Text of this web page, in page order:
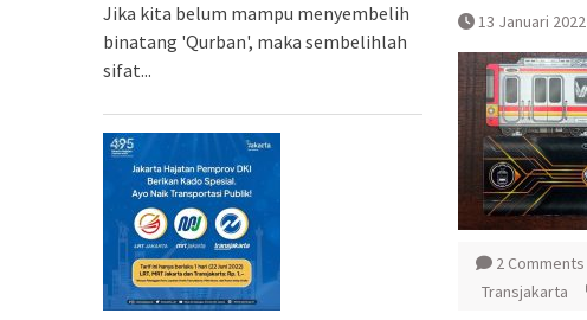
13 Januari 2022
2 Comments
Transjakarta
Jika kita belum mampu menyembelih
binatang 'Qurban', maka sembelihlah
sifat...